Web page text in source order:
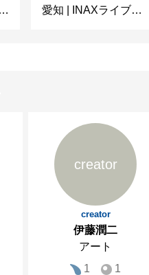
愛知
INAXライブミュージアム
creator
creator
伊藤潤二
アート
1
1